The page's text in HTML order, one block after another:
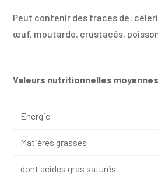
Peut contenir des traces de:
œuf, moutarde, crustacés,
Valeurs nutritionnelles
Energie
Matières grasses
dont acides gras saturés